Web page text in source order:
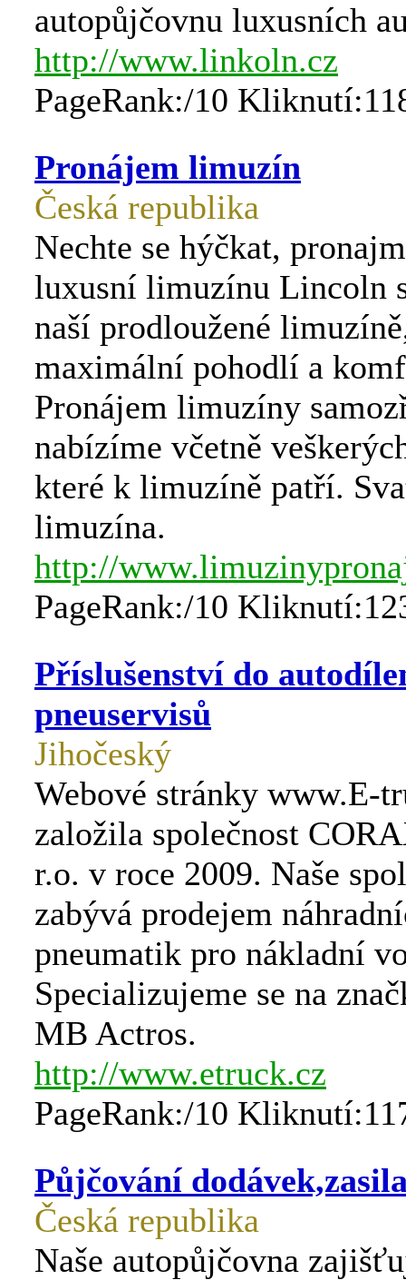
autopůjčovnu luxusních
http://www.linkoln.cz
PageRank:/10
Pronájem limuzín
Česká republika
Nechte se hýčkat,
luxusní limuzínu Lincoln
naší prodloužené
maximální pohodlí a
Pronájem limuzíny
nabízíme včetně
které k limuzíně patří.
limuzína.
http://
PageRank:/10
Příslušenství do
pneuservisů
Jihočeský
Webové stránky www.E-
založila společnost
r.o. v roce 2009. Naše
zabývá prodejem
pneumatik pro nákladní
Specializujeme se na
MB Actros.
http://www.etruck.cz
PageRank:/10
Půjčování
Česká republika
Naše autopůjčovna